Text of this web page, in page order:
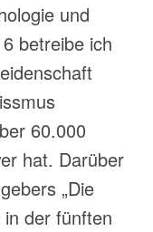
und
betreibe ich
60.000
hat. Darüber
„Die
der fünften